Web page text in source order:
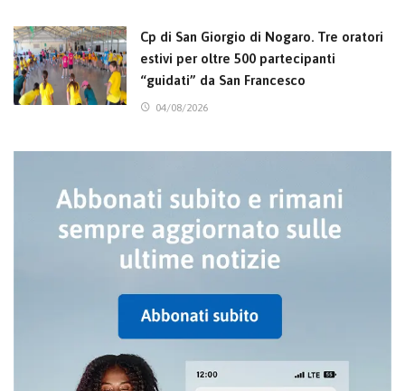
Cp di San Giorgio di Nogaro. Tre oratori
estivi per oltre 500 partecipanti
“guidati” da San Francesco
04/08/2026